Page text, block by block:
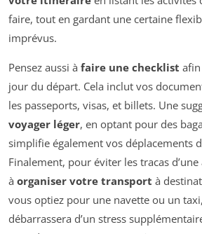
faire, tout en gardant une certaine
imprévus.
Pensez aussi à faire une checklist
jour du départ. Cela inclut vos
les passeports, visas, et billets. Une
voyager léger, en optant pour des
simplifie également vos déplacements
Finalement, pour éviter les tracas d’une
à organiser votre transport à
vous optiez pour une navette ou un
débarrassera d’un stress